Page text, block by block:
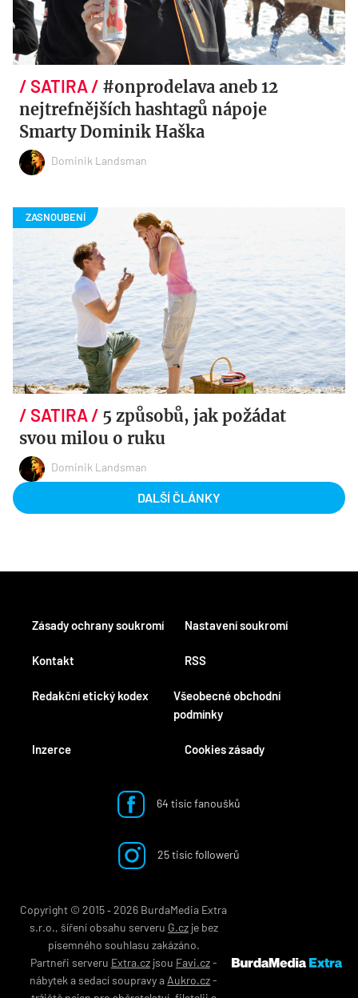
#onprodelava aneb 12
nejtrefnějších hashtagů nápoje
Smarty Dominik Haška
Dominik Landsman
5 způsobů, jak požádat
svou milou o ruku
Dominik Landsman
DALŠÍ ČLÁNKY
Kontakt
Redakční etický kodex
Inzerce
RSS
Všeobecné obchodní
podmínky
Cookies zásady
Zásady ochrany soukromí Nastavení soukromí
64 tisíc fanoušků
25 tisíc followerů
Copyright © 2015 ‐ 2026 BurdaMedia Extra
s.r.o., šíření obsahu serveru G.czje bez
písemného souhlasu zakázáno.
Partneři serveru Extra.czjsou Favi.cz-
nábytek a sedací soupravya Aukro.cz-